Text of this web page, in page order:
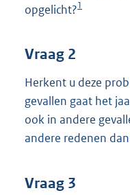
opgelicht?1
Vraag 2
Herkent u deze
gevallen gaat het
ook in andere
andere redenen
Vraag 3